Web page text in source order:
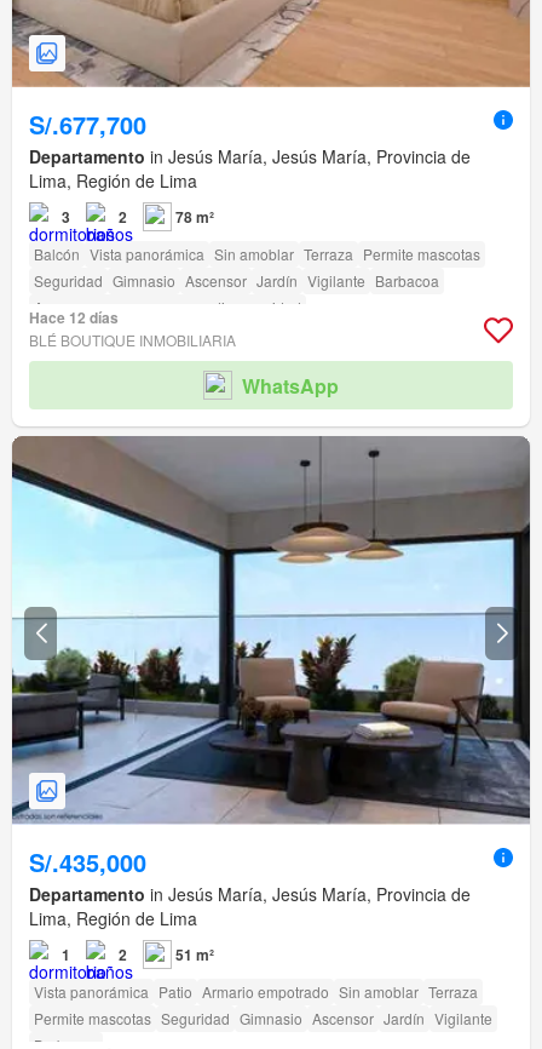
S/.677,700
Departamento in Jesús María, Jesús María, Provincia de
Lima, Región de Lima
3 2 78 m²
Balcón Vista panorámica Sin amoblar Terraza Permite mascotas
Seguridad Gimnasio Ascensor Jardín Vigilante Barbacoa
Acceso para personas con discapacidad
Hace 12 días
BLÉ BOUTIQUE INMOBILIARIA
WhatsApp
S/.435,000
Departamento in Jesús María, Jesús María, Provincia de
Lima, Región de Lima
1 2 51 m²
Vista panorámica Patio Armario empotrado Sin amoblar Terraza
Permite mascotas Seguridad Gimnasio Ascensor Jardín Vigilante